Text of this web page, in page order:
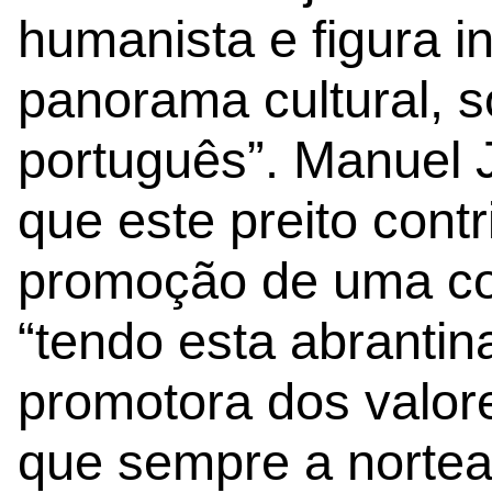
humanista e figura
panorama cultural,
português”. Manuel
que este preito
promoção de uma
“tendo esta
promotora dos
que sempre a